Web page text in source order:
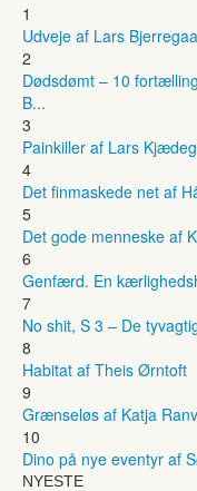
1
Udveje af Lars
2
Dødsdømt – 10
B...
3
Painkiller af Lars
4
Det finmaskede net af
5
Det gode menneske af
6
Genfærd. En
7
No shit, S 3 – De
8
Habitat af Theis Ørntoft
9
Grænseløs af Katja
10
Dino på nye eventyr af
NYESTE